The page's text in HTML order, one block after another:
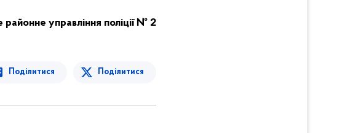
управління поліції № 2
Поділитися Поділитися